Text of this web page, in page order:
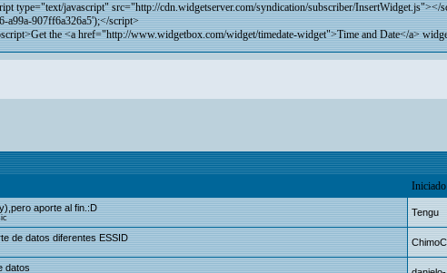
type="text/javascript" src="http://cdn.widgetserver.com/syndication/subscriber/InsertWidget.js"></
a99a-907ff6a326a5');</script>
the <a href="http://www.widgetbox.com/widget/timedate-widget">Timeand Date</a>
aporte al fin.:D Tengu
de datos diferentes ESSID
ChimoC
datos